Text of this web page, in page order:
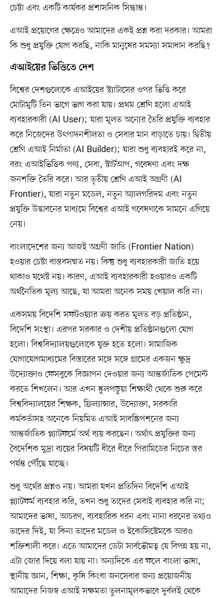
চেষ্টা এবং একটি কার্যকর প্রশাসনিক সিদ্ধান্ত।
এআই প্রয়োগের ক্ষেত্রেও আমাদের একই প্রশ্ন করা দরকার। আমরা
কি শুধু প্রযুক্তি যোগ করছি, নাকি মানুষের সমস্যা সমাধান করছি?
এআইয়ের ভিত্তিতে দেশ
বিশ্বের দেশগুলোকে এআইয়ের স্ট্যাটাসের ওপর ভিত্তি করে
মোটামুটি তিন ভাগে ভাগ করা যায়। প্রথম শ্রেণি হলো এআই
ব্যবহারকারী (AI User); যারা মূলত অন্যের তৈরি প্রযুক্তি ব্যবহার
করে নিজেদের উৎপাদনশীলতা ও সেবার মান বাড়াতে চায়। দ্বিতীয়
শ্রেণি এআই নির্মাতা (AI Builder); যারা শুধু ব্যবহারই করে না,
বরং এআইভিত্তিক পণ্য, সেবা, স্টার্টআপ, গবেষণা এবং দক্ষ
জনশক্তি তৈরি করে। আর তৃতীয় শ্রেণি এআই অগ্রণী (AI
Frontier), যারা নতুন মডেল, নতুন অ্যালগরিদম এবং নতুন
প্রযুক্তি উদ্ভাবনের মাধ্যমে বিশ্বের এআই গবেষণাকে সামনে এগিয়ে
নেয়।
বাংলাদেশের জন্য আজই অগ্রণী জাতি (Frontier Nation)
হওয়ার চেষ্টা বাস্তবসম্মত নয়। কিন্তু শুধু ব্যবহারকারী জাতি হয়ে
থাকাও যথেষ্ট নয়। কারণ, এআই ব্যবহারকারী হওয়ারও একটি
অর্থনৈতিক মূল্য আছে, যা আমরা অনেক সময় খেয়াল করি না।
একসময় বিদেশি সফটওয়্যার ক্রয় করত মূলত বড় প্রতিষ্ঠান,
বিদেশি সংস্থা। এরপর সরকার ও দেশীয় প্রতিষ্ঠানগুলো যোগ
হলো। বিশ্ববিদ্যালয়গুলোকে যুক্ত হতে হলো। সামাজিক
যোগাযোগমাধ্যমের বিস্তারের সঙ্গে সঙ্গে গ্রামের একজন ক্ষুদ্র
উদ্যোক্তাও ফেসবুকে বিজ্ঞাপন দেওয়ার জন্য আন্তর্জাতিক পেমেন্ট
করতে শিখলেন। আর এখন স্কুলপড়ুয়া শিক্ষার্থী থেকে শুরু করে
বিশ্ববিদ্যালয়ের শিক্ষক, ফ্রিল্যান্সার, উদ্যোক্তা, সরকারি
কর্মকর্তাসহ অনেকে নিয়মিত এআই সাবস্ক্রিপশনের জন্য
আন্তর্জাতিক প্ল্যাটফর্মে অর্থ ব্যয় করছেন। অর্থাৎ প্রযুক্তির জন্য
বৈদেশিক মুদ্রা ব্যয়ের বিষয়টি ধীরে ধীরে পিরামিডের নিচের স্তর
পর্যন্ত পৌঁছে যাচ্ছে।
শুধু অর্থের প্রশ্নও নয়। আমরা যখন প্রতিদিন বিদেশি এআই
প্ল্যাটফর্ম ব্যবহার করি, তখন শুধু তাদের সেবাই ব্যবহার করি না;
আমাদের ভাষা, আচরণ, ব্যবহারিক ধরন এবং নানা ধরনের তথ্যও
তাদের দিই, যা কিনা তাদের মডেল ও ইকোসিস্টেমকে আরও
শক্তিশালী করে। এতে আমাদের ডেটা সার্বভৌমত্ব যে বিপন্ন হয় না,
এটা জোর দিয়ে বলা যায় না। অন্যদিকে এর ফলে বাংলা ভাষা,
স্থানীয় জ্ঞান, শিক্ষা, কৃষি কিংবা জনসেবার জন্য প্রয়োজনীয়
আমাদের নিজস্ব এআই সক্ষমতা তুলনামূলকভাবে দুর্বলই থেকে